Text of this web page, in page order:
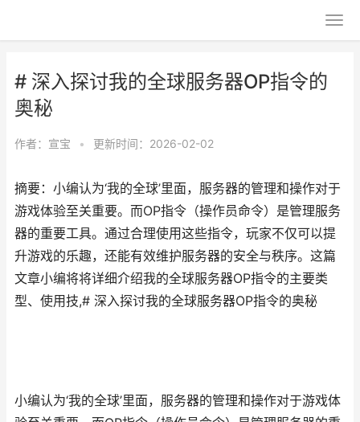
# 深入探讨我的全球服务器OP指令的
奥秘
作者： 宣宝 • 更新时间：2026-02-02
摘要：小编认为‘我的全球’里面，服务器的管理和操作对于
游戏体验至关重要。而OP指令（操作员命令）是管理服务
器的重要工具。通过合理使用这些指令，玩家不仅可以提
升游戏的乐趣，还能有效维护服务器的安全与秩序。这篇
文章小编将将详细介绍我的全球服务器OP指令的主要类
型、使用技,# 深入探讨我的全球服务器OP指令的奥秘
小编认为‘我的全球’里面，服务器的管理和操作对于游戏体